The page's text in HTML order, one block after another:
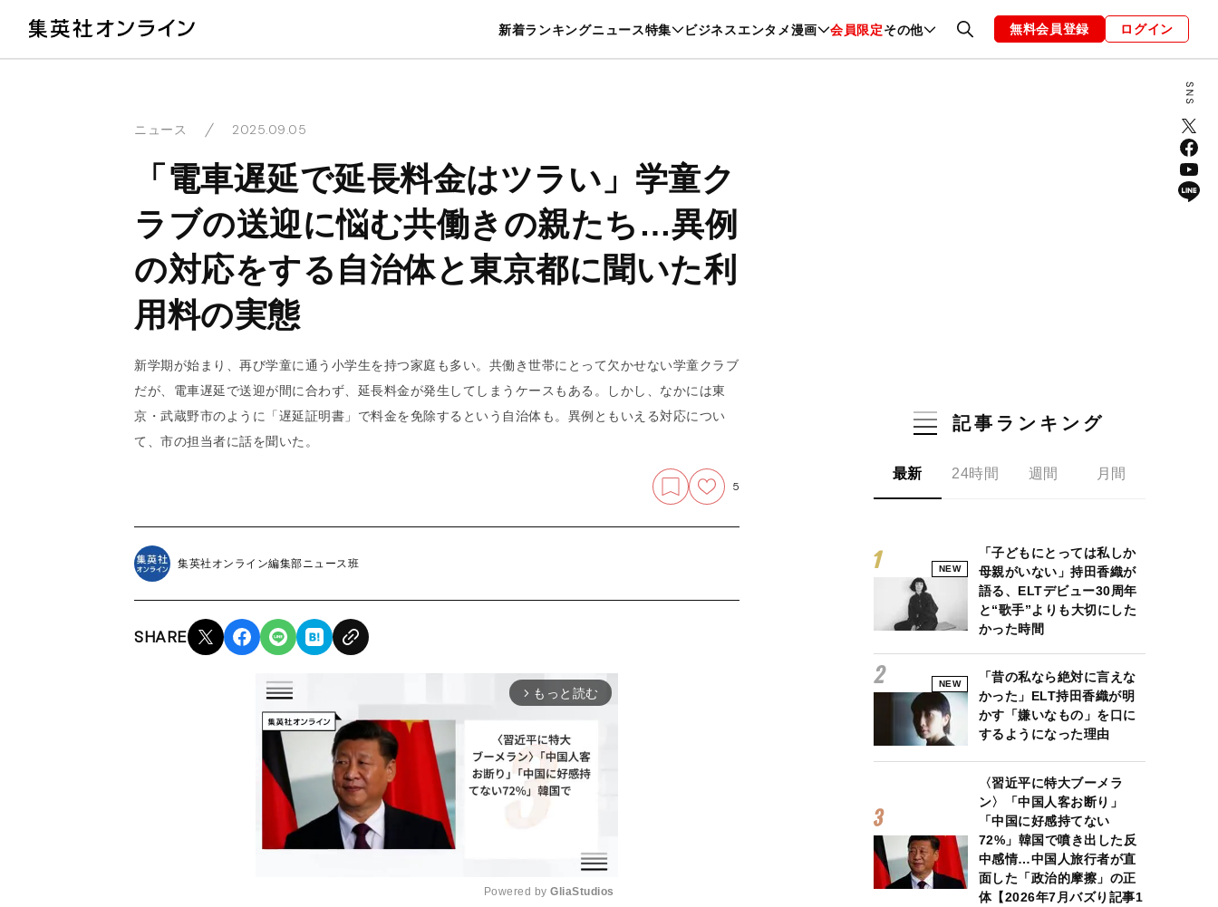
新着ランキングニュース特集 ビジネスエンタメ漫画 会員限定その他
暮らし スポーツ ヘルスケア 美容 グルメ ファッション 恋愛・結婚 編集部 お知らせ
無料会員登録 ログイン
ニュース 2025.09.05
「電車遅延で延長料金はツラい」学童ク
ラブの送迎に悩む共働きの親たち…異例
の対応をする自治体と東京都に聞いた利
用料の実態
新学期が始まり、再び学童に通う小学生を持つ家庭も多い。共働き世帯にとって欠かせない学童クラブ
だが、電車遅延で送迎が間に合わず、延長料金が発生してしまうケースもある。しかし、なかには東
京・武蔵野市のように「遅延証明書」で料金を免除するという自治体も。異例ともいえる対応につい
て、市の担当者に話を聞いた。
5
集英社オンライン編集部ニュース班
SHARE
arrow_forward_ios もっと読む
Powered by GliaStudios
記事ランキング
最新 24時間 週間 月間
NEW
「子どもにとっては私しか
母親がいない」持田香織が
語る、ELTデビュー30周年
と“歌手”よりも大切にした
かった時間
NEW
「昔の私なら絶対に言えな
かった」ELT持田香織が明
かす「嫌いなもの」を口に
するようになった理由
〈習近平に特大ブーメラ
ン〉「中国人客お断り」
「中国に好感持てない
72%」韓国で噴き出した反
中感情…中国人旅行者が直
面した「政治的摩擦」の正
体【2026年7月バズり記事1